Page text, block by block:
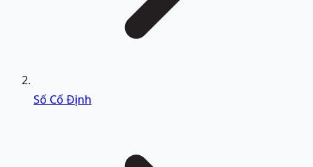
Số Cố Định